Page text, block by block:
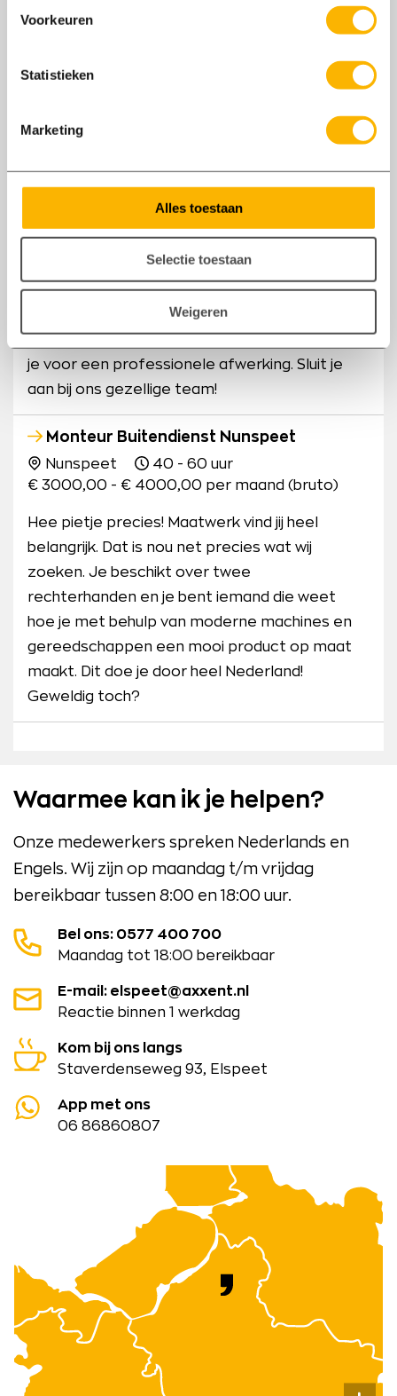
Voorkeuren
Statistieken
Marketing
Alles toestaan
Selectie toestaan
Weigeren
Jij creëert de industriële look die de klanten
Monteur Kantoorwanden
€ 3000,00 - € 3500,00 per maand (bruto)
ons team komt versterken bij Aluwdoors in
Nunspeet?Als gemotiveerde monteur met
oog voor detail speel jij een grote rol in het
creëren van functionele en esthetische
kantoorruimtes. Bij Aluwdoors in Nunspeet
monteer je verschillende wanden en deuren,
je voor een professionele afwerking. Sluit je
aan bij ons gezellige team!
Monteur Buitendienst Nunspeet
Nunspeet
40 - 60 uur
€ 3000,00 - € 4000,00 per maand (bruto)
Hee pietje precies! Maatwerk vind jij heel
belangrijk. Dat is nou net precies wat wij
zoeken. Je beschikt over twee
rechterhanden en je bent iemand die weet
hoe je met behulp van moderne machines en
gereedschappen een mooi product op maat
maakt. Dit doe je door heel Nederland!
Geweldig toch?
Waarmee kan ik je helpen?
Onze medewerkers spreken Nederlands en
Engels. Wij zijn op maandag t/m vrijdag
bereikbaar tussen 8:00 en 18:00 uur.
Bel ons: 0577 400 700
Maandag tot 18:00 bereikbaar
E-mail: elspeet@axxent.nl
Reactie binnen 1 werkdag
Kom bij ons langs
Staverdenseweg 93, Elspeet
App met ons
06 86860807